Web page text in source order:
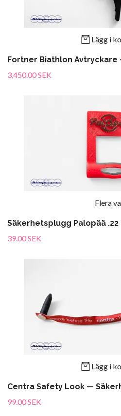
Lägg i
Fortner Biathlon Avtryckare
3,450.00 SEK
Flera
Säkerhetsplugg Palopää
39.00 SEK
Lägg i
Centra Safety Look —
99.00 SEK